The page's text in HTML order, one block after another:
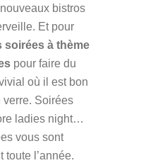
bistros
Et pour
soirées à thème
pour faire du
où il est bon
verre. Soirées
ladies night…
vous sont
toute l’année.